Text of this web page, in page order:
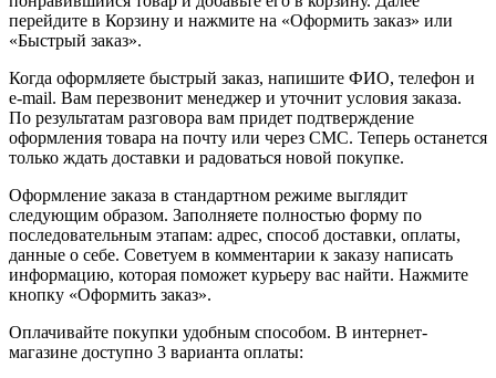
перейдите в Корзину и нажмите на «Оформить заказ» или
«Быстрый заказ».
Когда оформляете быстрый заказ, напишите ФИО, телефон и
e-mail. Вам перезвонит менеджер и уточнит условия заказа.
По результатам разговора вам придет подтверждение
оформления товара на почту или через СМС. Теперь останется
только ждать доставки и радоваться новой покупке.
Оформление заказа в стандартном режиме выглядит
следующим образом. Заполняете полностью форму по
последовательным этапам: адрес, способ доставки, оплаты,
данные о себе. Советуем в комментарии к заказу написать
информацию, которая поможет курьеру вас найти. Нажмите
кнопку «Оформить заказ».
Оплачивайте покупки удобным способом. В интернет-
магазине доступно 3 варианта оплаты: